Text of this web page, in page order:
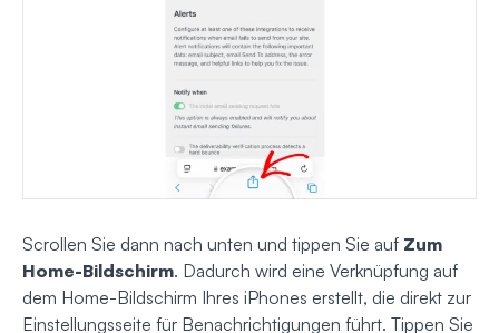
Scrollen Sie dann nach unten und tippen Sie auf Zum
Home-Bildschirm. Dadurch wird eine Verknüpfung auf
dem Home-Bildschirm Ihres iPhones erstellt, die direkt zur
Einstellungsseite für Benachrichtigungen führt. Tippen Sie